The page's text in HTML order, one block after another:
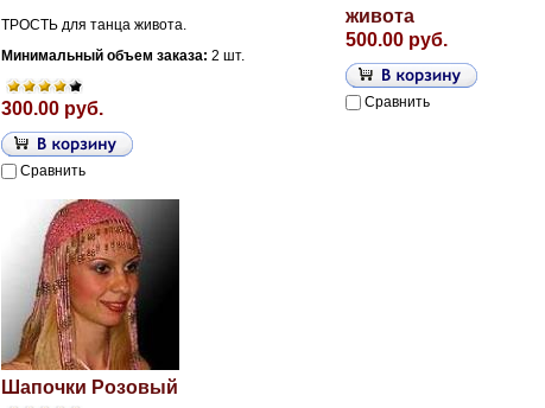
ТРОСТЬ для танца живота.
Минимальный объем заказа: 2 шт.
300.00 руб.
Сравнить
живота
500.00 руб.
Сравнить
Шапочки Розовый